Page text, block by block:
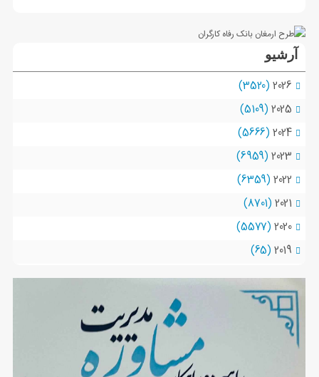
آرشیو
2026
(3520)
2025
(5109)
2024
(5666)
2023
(6959)
2022
(6359)
2021
(8701)
2020
(5577)
2019
(65)